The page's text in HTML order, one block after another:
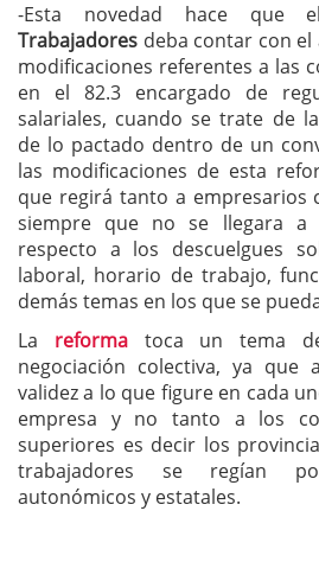
-Esta novedad hace que el
Trabajadores deba contar con
modificaciones referentes a las
en el 82.3 encargado de
salariales, cuando se trate de
de lo pactado dentro de un
las modificaciones de esta
que regirá tanto a empresarios
siempre que no se llegara a
respecto a los descuelgues
laboral, horario de trabajo,
demás temas en los que se
La reforma toca un tema
negociación colectiva, ya que
validez a lo que figure en cada
empresa y no tanto a los
superiores es decir los
trabajadores se regían
autonómicos y estatales.